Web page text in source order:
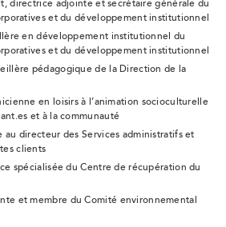
directrice adjointe et secrétaire générale du
et du développement institutionnel
en développement institutionnel du
et du développement institutionnel
pédagogique de la Direction de la
en loisirs à l’animation socioculturelle
et à la communauté
au directeur des Services administratifs et
clients
spécialisée du Centre de récupération du
et membre du Comité environnemental